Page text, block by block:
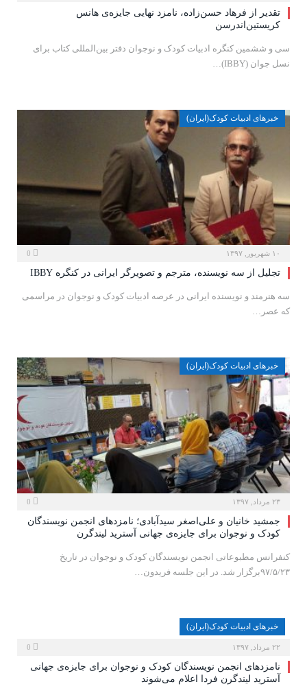
تقدیر از فرهاد حسن‌زاده، نامزد نهایی جایزه‌ی هانس
کریستین‌اندرسن
سی و ششمین کنگره ادبیات کودک و نوجوان دفتر بین‌المللی کتاب برای
نسل جوان (IBBY)…
خبرهای ادبیات کودک(ایران)
۱۰ شهریور, ۱۳۹۷
تجلیل از سه نویسنده، مترجم و تصویرگر ایرانی در کنگره‌‍ IBBY
سه هنرمند و نویسنده ایرانی در عرصه ادبیات کودک و نوجوان در مراسمی
که عصر…
خبرهای ادبیات کودک(ایران)
۲۳ مرداد, ۱۳۹۷
جمشید خانیان و علی‌اصغر سیدآبادی؛ نامزدهای انجمن نویسندگان
کودک و نوجوان برای جایزه‌ی جهانی آسترید لیندگرن
کنفرانس مطبوعاتی انجمن نویسندگان کودک و نوجوان در تاریخ
۹۷/۵/۲۳برگزار شد. در این جلسه فریدون…
خبرهای ادبیات کودک(ایران)
۲۲ مرداد, ۱۳۹۷
نامزدهای انجمن نویسندگان کودک و نوجوان برای جایزه‌ی جهانی
آسترید لیندگرن فردا اعلام می‌شوند